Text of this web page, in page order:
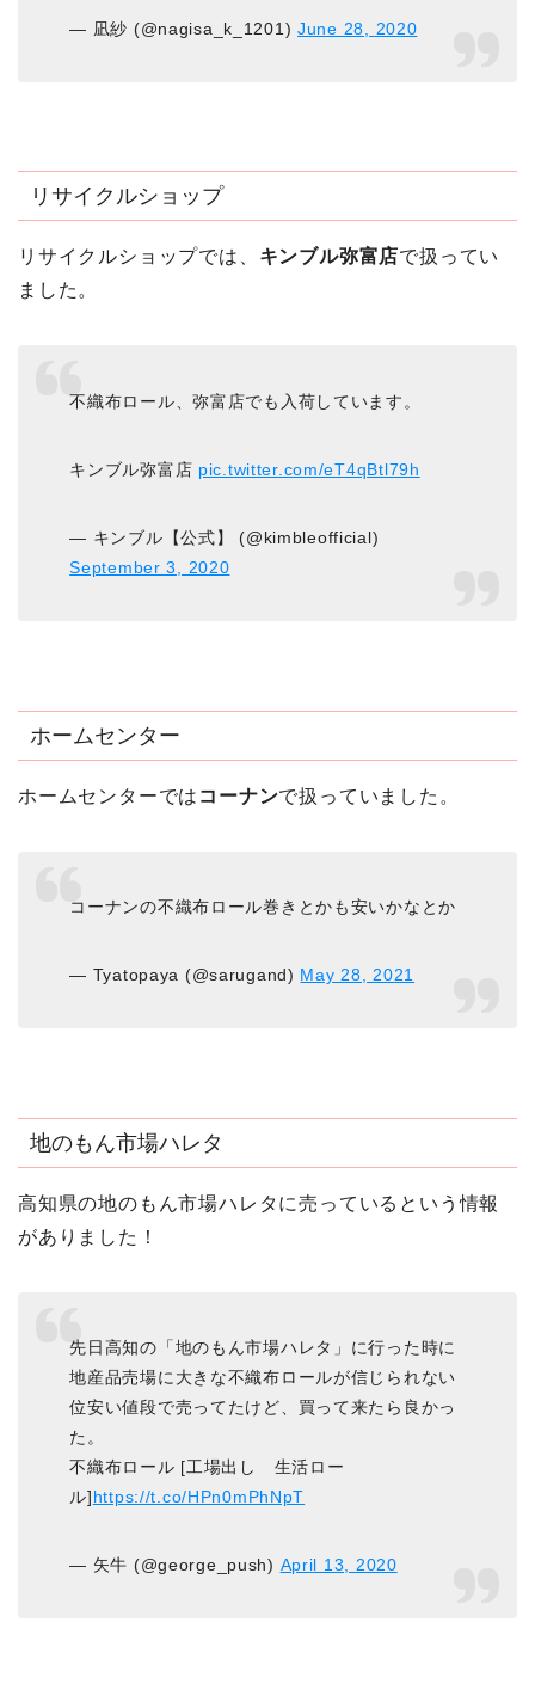
— 凪紗 (@nagisa_k_1201)June 28, 2020
リサイクルショップ
リサイクルショップでは、 キンブル弥富店で扱ってい
ました。
不織布ロール、弥富店でも入荷しています。
キンブル弥富店 pic.twitter.com/eT4qBtl79h
— キンブル【公式】 (@kimbleofficial)
September 3, 2020
ホームセンター
ホームセンターでは コーナンで扱っていました。
コーナンの不織布ロール巻きとかも安いかなとか
— Tyatopaya (@sarugand) May 28, 2021
地のもん市場ハレタ
高知県の地のもん市場ハレタに売っているという情報
がありました！
先日高知の「地のもん市場ハレタ」に行った時に
地産品売場に大きな不織布ロールが信じられない
位安い値段で売ってたけど、買って来たら良かっ
た。
不織布ロール [工場出し 生活ロー
ル]https://t.co/HPn0mPhNpT
— 矢牛 (@george_push) April 13, 2020